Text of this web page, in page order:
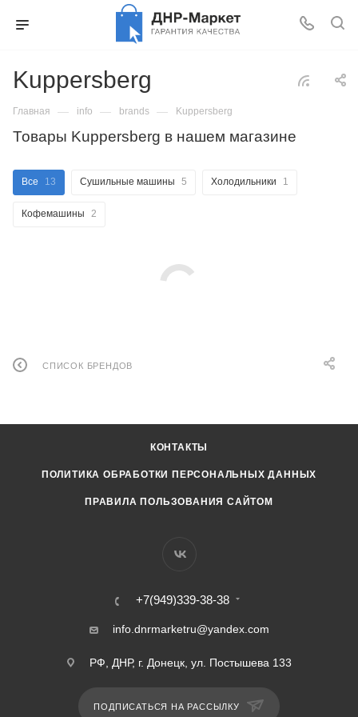
Kuppersberg
Главная — info — brands — Kuppersberg
Товары Kuppersberg в нашем магазине
Все 13 Сушильные машины 5 Холодильники 1
Кофемашины 2
СПИСОК БРЕНДОВ
КОНТАКТЫ
ПОЛИТИКА ОБРАБОТКИ ПЕРСОНАЛЬНЫХ ДАННЫХ
ПРАВИЛА ПОЛЬЗОВАНИЯ САЙТОМ
+7(949)339-38-38
info.dnrmarketru@yandex.com
РФ, ДНР, г. Донецк, ул. Постышева 133
ПОДПИСАТЬСЯ НА РАССЫЛКУ